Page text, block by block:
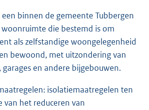
binnen de gemeente Tubbergen
woonruimte die bestemd is om
als zelfstandige woongelegenheid
bewoond, met uitzondering van
garages en andere bijgebouwen.
isolatiemaatregelen ten
van het reduceren van